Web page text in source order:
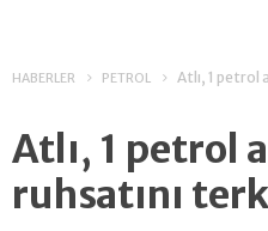
HABERLER PETROL Atlı, 1 petrol
Atlı, 1 petrol
ruhsatını